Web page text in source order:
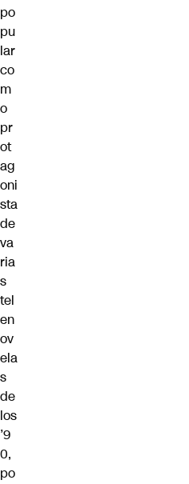
po
pu
lar
co
m
o
pr
ot
ag
oni
sta
de
va
ria
s
tel
en
ov
ela
s
de
los
’9
0,
po